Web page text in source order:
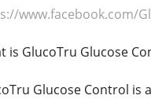
www.facebook.com/
is GlucoTru Glucose
Glucose Control is